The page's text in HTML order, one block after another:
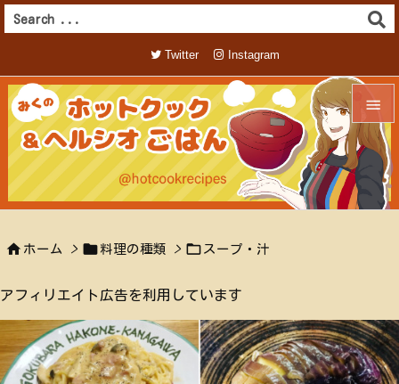


メニュ

サイド
Twitter Instagram
 ホーム >  料理の種類 >  スープ・汁
アフィリエイト広告を利用しています